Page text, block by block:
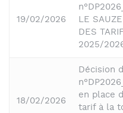
19/02/2026
LE
DES
2025/
18/02/2026
Décision
en place
tarif à la